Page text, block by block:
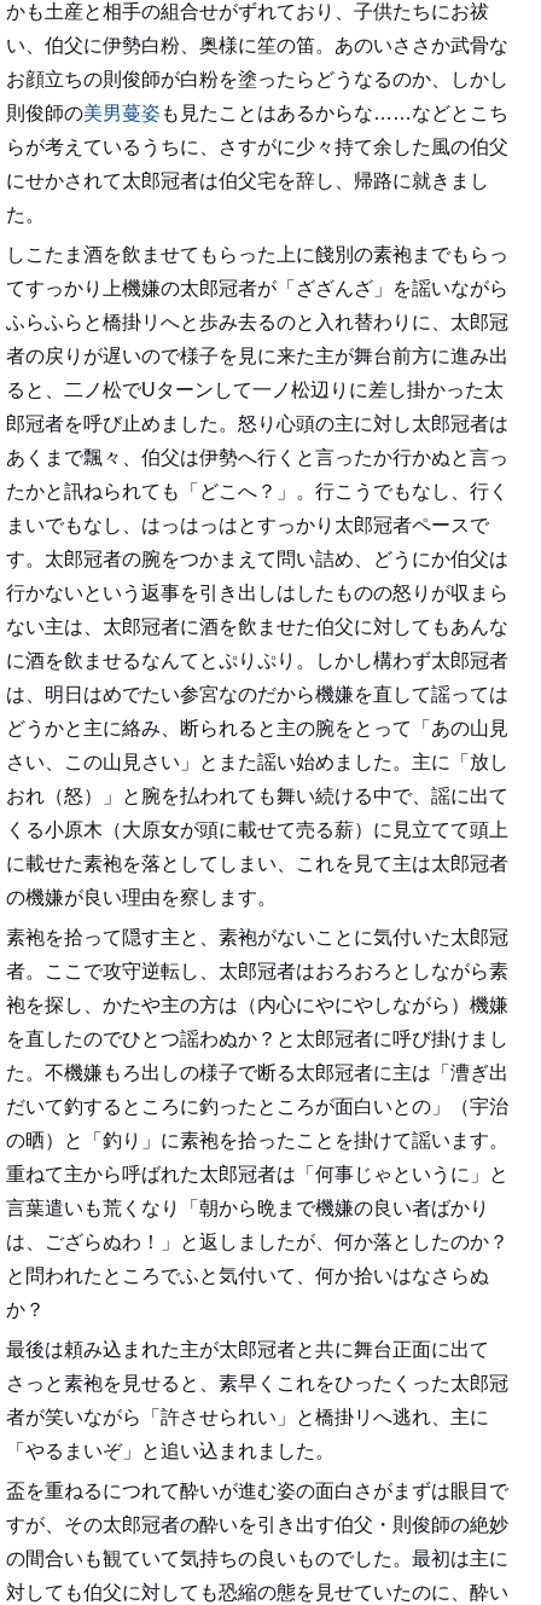
かも土産と相手の組合せがずれており、子供たちにお祓
い、伯父に伊勢白粉、奥様に笙の笛。あのいささか武骨な
お顔立ちの則俊師が白粉を塗ったらどうなるのか、しかし
則俊師の美男蔓姿も見たことはあるからな……などとこち
らが考えているうちに、さすがに少々持て余した風の伯父
にせかされて太郎冠者は伯父宅を辞し、帰路に就きまし
た。
しこたま酒を飲ませてもらった上に餞別の素袍までもらっ
てすっかり上機嫌の太郎冠者が「ざざんざ」を謡いながら
ふらふらと橋掛リへと歩み去るのと入れ替わりに、太郎冠
者の戻りが遅いので様子を見に来た主が舞台前方に進み出
ると、二ノ松でUターンして一ノ松辺りに差し掛かった太
郎冠者を呼び止めました。怒り心頭の主に対し太郎冠者は
あくまで飄々、伯父は伊勢へ行くと言ったか行かぬと言っ
たかと訊ねられても「どこへ？」。行こうでもなし、行く
まいでもなし、はっはっはとすっかり太郎冠者ペースで
す。太郎冠者の腕をつかまえて問い詰め、どうにか伯父は
行かないという返事を引き出しはしたものの怒りが収まら
ない主は、太郎冠者に酒を飲ませた伯父に対してもあんな
に酒を飲ませるなんてとぷりぷり。しかし構わず太郎冠者
は、明日はめでたい参宮なのだから機嫌を直して謡っては
どうかと主に絡み、断られると主の腕をとって「あの山見
さい、この山見さい」とまた謡い始めました。主に「放し
おれ（怒）」と腕を払われても舞い続ける中で、謡に出て
くる小原木（大原女が頭に載せて売る薪）に見立てて頭上
に載せた素袍を落としてしまい、これを見て主は太郎冠者
の機嫌が良い理由を察します。
素袍を拾って隠す主と、素袍がないことに気付いた太郎冠
者。ここで攻守逆転し、太郎冠者はおろおろとしながら素
袍を探し、かたや主の方は（内心にやにやしながら）機嫌
を直したのでひとつ謡わぬか？と太郎冠者に呼び掛けまし
た。不機嫌もろ出しの様子で断る太郎冠者に主は「漕ぎ出
だいて釣するところに釣ったところが面白いとの」（宇治
の晒）と「釣り」に素袍を拾ったことを掛けて謡います。
重ねて主から呼ばれた太郎冠者は「何事じゃというに」と
言葉遣いも荒くなり「朝から晩まで機嫌の良い者ばかり
は、ござらぬわ！」と返しましたが、何か落としたのか？
と問われたところでふと気付いて、何か拾いはなさらぬ
か？
最後は頼み込まれた主が太郎冠者と共に舞台正面に出て
さっと素袍を見せると、素早くこれをひったくった太郎冠
者が笑いながら「許させられい」と橋掛リへ逃れ、主に
「やるまいぞ」と追い込まれました。
盃を重ねるにつれて酔いが進む姿の面白さがまずは眼目で
すが、その太郎冠者の酔いを引き出す伯父・則俊師の絶妙
の間合いも観ていて気持ちの良いものでした。最初は主に
対しても伯父に対しても恐縮の態を見せていたのに、酔い